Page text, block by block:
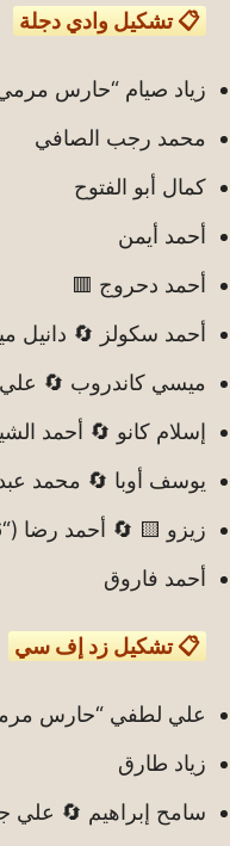
📋 تشكيل وادي دجلة
زياد صيام “حارس
محمد رجب الصافي
كمال أبو الفتوح
أحمد أيمن
أحمد دحروج 🟥
أحمد سكولز 🔄 دانيل
ميسي كاندروب 🔄 علي
إسلام كانو 🔄 أحمد
يوسف أوبا 🔄 محمد عبد
زيزو 🟨 🔄 أحمد رضا (“76)
أحمد فاروق
📋 تشكيل زد إف سي
علي لطفي “حارس
زياد طارق
سامح إبراهيم 🔄 علي